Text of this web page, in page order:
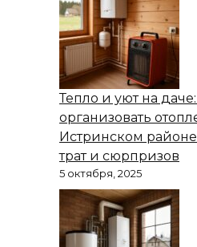
Тепло и уют на
организовать
Истринском
трат и сюрпризов
5 октября, 2025